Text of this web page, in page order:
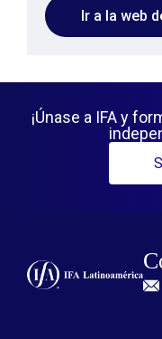
Ir a la web
¡Únase a IFA y